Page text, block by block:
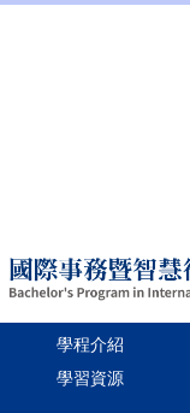
學程介紹
學習資源